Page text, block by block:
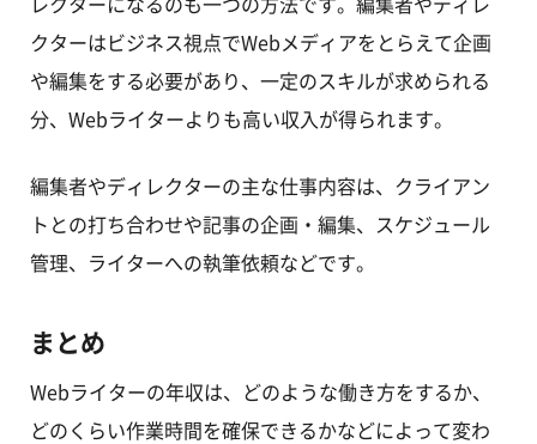
クターはビジネス視点でWebメディアをとらえて企画
や編集をする必要があり、一定のスキルが求められる
分、Webライターよりも高い収入が得られます。
編集者やディレクターの主な仕事内容は、クライアン
トとの打ち合わせや記事の企画・編集、スケジュール
管理、ライターへの執筆依頼などです。
まとめ
Webライターの年収は、どのような働き方をするか、
どのくらい作業時間を確保できるかなどによって変わ